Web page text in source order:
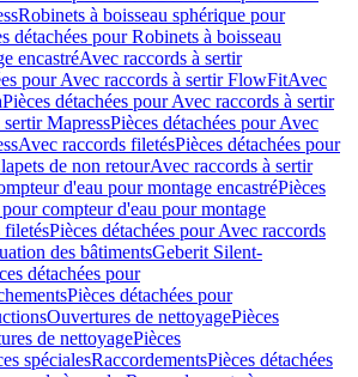
Robinets à boisseau sphérique pour
détachées pour Robinets à boisseau
encastréAvec raccords à sertir
pour Avec raccords à sertir FlowFitAvec
Pièces détachées pour Avec raccords à sertir
MapressPièces détachées pour Avec
Avec raccords filetésPièces détachées pour
de non retourAvec raccords à sertir
d'eau pour montage encastréPièces
compteur d'eau pour montage
filetésPièces détachées pour Avec raccords
des bâtimentsGeberit Silent-
détachées pour
Pièces détachées pour
Ouvertures de nettoyagePièces
de nettoyagePièces
spécialesRaccordementsPièces détachées